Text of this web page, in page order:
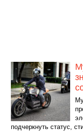
подчеркнуть статус,